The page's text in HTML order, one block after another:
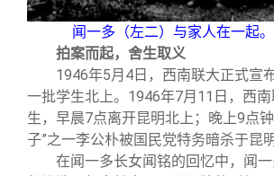
闻一多（左二）与家人在一起
拍案而起，舍生取义
1946年5月 4 日，西南联大正式宣
一批学生北上。 1946年7月 11 日，西
生，早晨7点离开昆明北上；晚上9点钟
子”之一李公朴被国民党特务暗杀于昆
在闻一多长女闻铭的回忆中，闻